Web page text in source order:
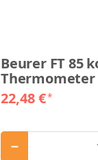
Beurer FT 85
Thermometer
22,48 €*